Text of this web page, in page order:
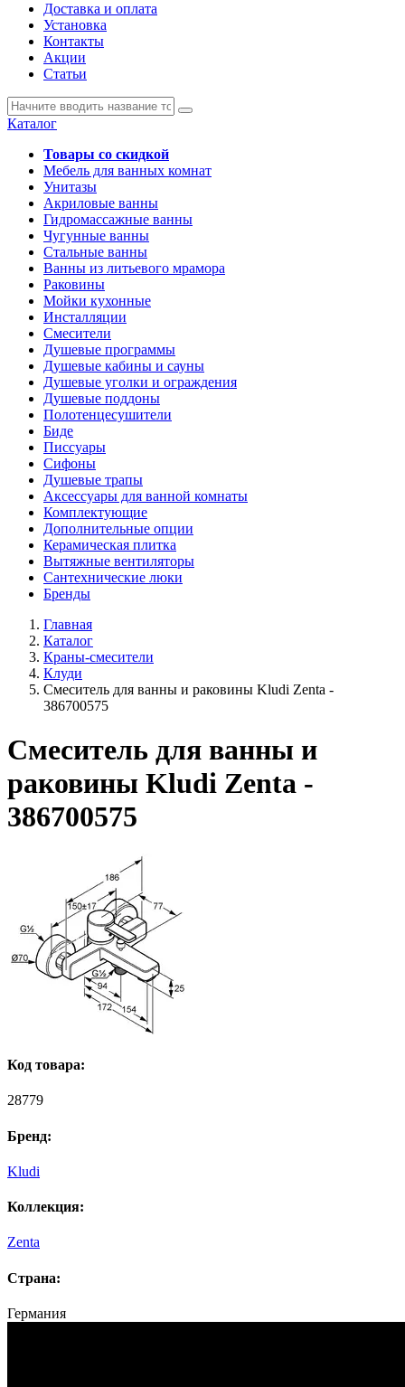
Доставка и оплата
Установка
Контакты
Акции
Статьи
Каталог
Товары со скидкой
Мебель для ванных комнат
Унитазы
Акриловые ванны
Гидромассажные ванны
Чугунные ванны
Стальные ванны
Ванны из литьевого мрамора
Раковины
Мойки кухонные
Инсталляции
Смесители
Душевые программы
Душевые кабины и сауны
Душевые уголки и ограждения
Душевые поддоны
Полотенцесушители
Биде
Писсуары
Сифоны
Душевые трапы
Аксессуары для ванной комнаты
Комплектующие
Дополнительные опции
Керамическая плитка
Вытяжные вентиляторы
Сантехнические люки
Бренды
Главная
Каталог
Краны-смесители
Клуди
Смеситель для ванны и раковины Kludi Zenta -
386700575
Смеситель для ванны и
раковины Kludi Zenta -
386700575
Код товара:
28779
Бренд:
Kludi
Коллекция:
Zenta
Страна:
Германия